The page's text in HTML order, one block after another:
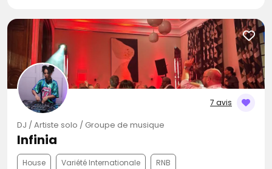
7 avis
DJ / Artiste solo / Groupe de musique
Infinia
House Variété Internationale RNB